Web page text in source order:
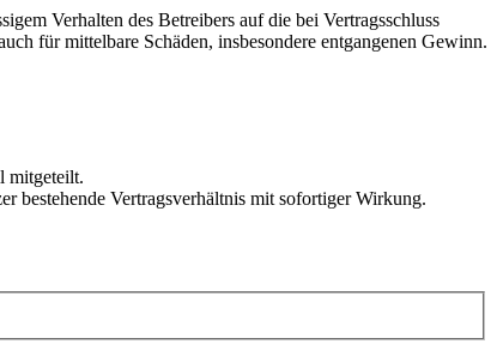
Verhalten des Betreibers auf die bei Vertragsschluss
für mittelbare Schäden, insbesondere entgangenen Gewinn.
mitgeteilt.
bestehende Vertragsverhältnis mit sofortiger Wirkung.